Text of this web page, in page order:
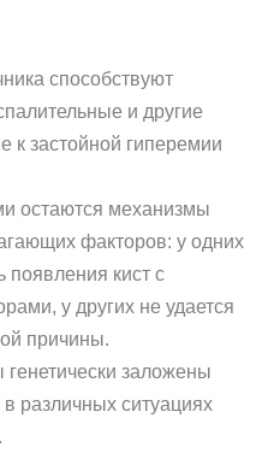
способствуют
и другие
к застойной гиперемии
остаются механизмы
факторов: у одних
появления кист с
у других не удается
причины.
заложены
различных ситуациях